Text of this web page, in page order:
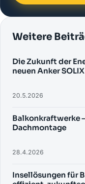
Weitere
Die Zukunft der
neuen Anker
20.5.2026
Balkonkraftwerke
Dachmontage
28.4.2026
Insellösungen für